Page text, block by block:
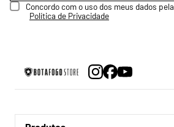
Concordo com o uso dos meus dados pela
Política de Privacidade